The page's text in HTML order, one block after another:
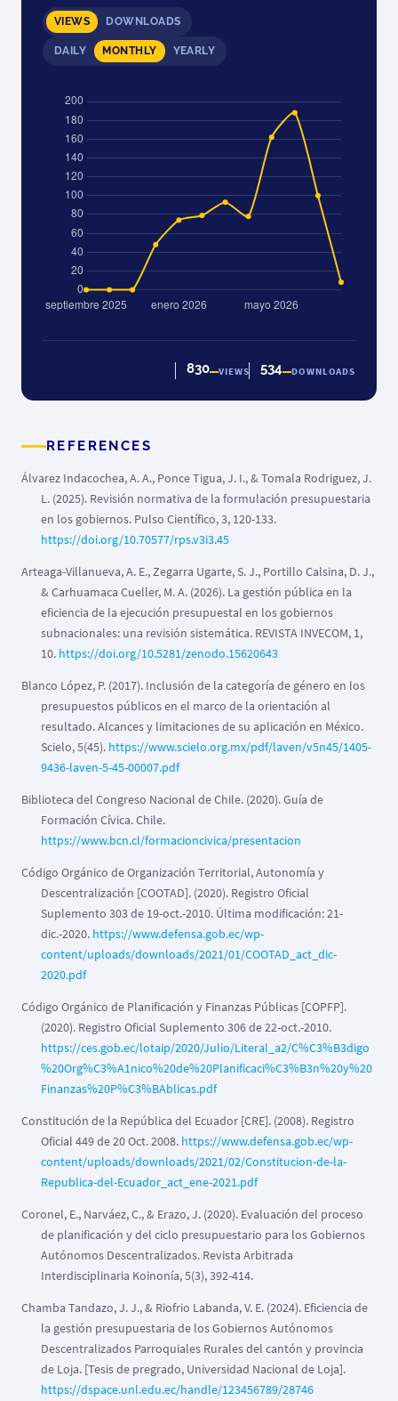
VIEWS DOWNLOADS
DAILY MONTHLY YEARLY
830 VIEWS 534 DOWNLOADS
REFERENCES
Álvarez Indacochea, A. A., Ponce Tigua, J. I., & Tomala Rodriguez, J.
L. (2025). Revisión normativa de la formulación presupuestaria
en los gobiernos. Pulso Científico, 3, 120-133.
https://doi.org/10.70577/rps.v3i3.45
Arteaga-Villanueva, A. E., Zegarra Ugarte, S. J., Portillo Calsina, D. J.,
& Carhuamaca Cueller, M. A. (2026). La gestión pública en la
eficiencia de la ejecución presupuestal en los gobiernos
subnacionales: una revisión sistemática. REVISTA INVECOM, 1,
10. https://doi.org/10.5281/zenodo.15620643
Blanco López, P. (2017). Inclusión de la categoría de género en los
presupuestos públicos en el marco de la orientación al
resultado. Alcances y limitaciones de su aplicación en México.
Scielo, 5(45). https://www.scielo.org.mx/pdf/laven/v5n45/1405-
9436-laven-5-45-00007.pdf
Biblioteca del Congreso Nacional de Chile. (2020). Guía de
Formación Cívica. Chile.
https://www.bcn.cl/formacioncivica/presentacion
Código Orgánico de Organización Territorial, Autonomía y
Descentralización [COOTAD]. (2020). Registro Oficial
Suplemento 303 de 19-oct.-2010. Última modificación: 21-
dic.-2020. https://www.defensa.gob.ec/wp-
content/uploads/downloads/2021/01/COOTAD_act_dic-
2020.pdf
Código Orgánico de Planificación y Finanzas Públicas [COPFP].
(2020). Registro Oficial Suplemento 306 de 22-oct.-2010.
https://ces.gob.ec/lotaip/2020/Julio/Literal_a2/C%C3%B3digo
%20Org%C3%A1nico%20de%20Planificaci%C3%B3n%20y%20
Finanzas%20P%C3%BAblicas.pdf
Constitución de la República del Ecuador [CRE]. (2008). Registro
Oficial 449 de 20 Oct. 2008. https://www.defensa.gob.ec/wp-
content/uploads/downloads/2021/02/Constitucion-de-la-
Republica-del-Ecuador_act_ene-2021.pdf
Coronel, E., Narváez, C., & Erazo, J. (2020). Evaluación del proceso
de planificación y del ciclo presupuestario para los Gobiernos
Autónomos Descentralizados. Revista Arbitrada
Interdisciplinaria Koinonía, 5(3), 392-414.
Chamba Tandazo, J. J., & Riofrio Labanda, V. E. (2024). Eficiencia de
la gestión presupuestaria de los Gobiernos Autónomos
Descentralizados Parroquiales Rurales del cantón y provincia
de Loja. [Tesis de pregrado, Universidad Nacional de Loja].
https://dspace.unl.edu.ec/handle/123456789/28746